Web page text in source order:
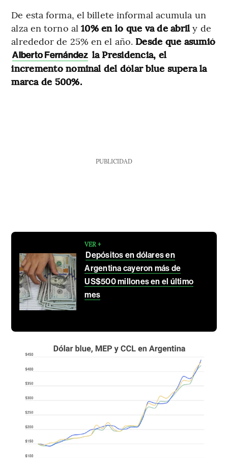
De esta forma, el billete informal acumula un
alza en torno al 10% en lo que va de abrily de
alrededor de 25% en el año. Desde que asumió
Alberto Fernández la Presidencia, el
incremento nominal del dólar blue supera la
marca de 500%.
PUBLICIDAD
VER +
Depósitos en dólares en
Argentina cayeron más de
US$500 millones en el último
mes